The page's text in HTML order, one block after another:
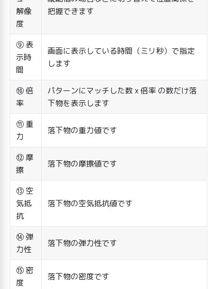
解像
度
把握できます
⑨ 表
示時
間
画面に表示している時間（ミリ秒）で指定
します
⑩ 倍
率
パターンにマッチした数 x 倍率 の数だけ落
下物を表示します
⑪ 重
力
落下物の重力値です
⑫ 摩
擦
落下物の摩擦値です
⑬ 空
気抵
抗
落下物の空気抵抗値です
⑭ 弾
力性
落下物の弾力性です
⑮ 密
度
落下物の密度です